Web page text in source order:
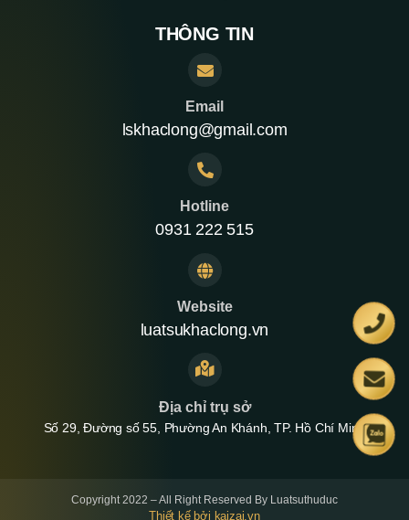
THÔNG TIN
Email
lskhaclong@gmail.com
Hotline
0931 222 515
Website
luatsukhaclong.vn
Địa chỉ trụ sở
Số 29, Đường số 55, Phường An Khánh, TP. Hồ Chí Minh
Copyright 2022 – All Right Reserved By Luatsuthuduc
Thiết kế bởi kaizai.vn